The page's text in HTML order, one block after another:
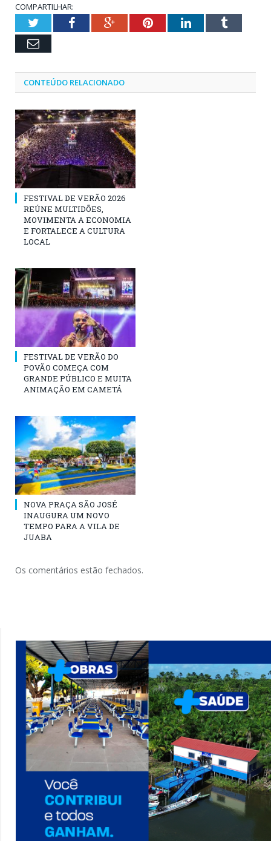
COMPARTILHAR:
TwitterFacebookGoogle+PinterestLinkedInTumblr
Email
CONTEÚDO RELACIONADO
FESTIVAL DE VERÃO 2026
REÚNE MULTIDÕES,
MOVIMENTA A ECONOMIA
E FORTALECE A CULTURA
LOCAL
FESTIVAL DE VERÃO DO
POVÃO COMEÇA COM
GRANDE PÚBLICO E MUITA
ANIMAÇÃO EM CAMETÁ
NOVA PRAÇA SÃO JOSÉ
INAUGURA UM NOVO
TEMPO PARA A VILA DE
JUABA
Os comentários estão fechados.